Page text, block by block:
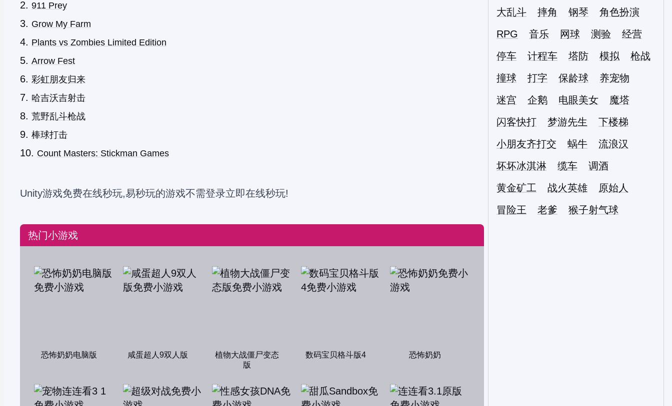
911 Prey
Grow My Farm
Plants vs Zombies Limited Edition
Arrow Fest
彩虹朋友归来
哈吉沃吉射击
荒野乱斗枪战
棒球打击
Count Masters: Stickman Games
Unity游戏免费在线秒玩,易秒玩的游戏不需登录立即在线秒玩!
热门小游戏
恐怖奶奶电脑版 咸蛋超人9双人版
植物大战僵尸变态
版
数码宝贝格斗版4 恐怖奶奶
大乱斗
摔角 钢琴
角色扮演
RPG
音乐 网球 测验
经营
停车
计程车 塔防 模拟
枪战
撞球
打字 保龄球
养宠物
迷宫
企鹅 电眼美女
魔塔
闪客快打
梦游先生
下楼梯
小朋友齐打交
蜗牛
流浪汉
坏坏冰淇淋
缆车
调酒
黄金矿工
战火英雄
原始人
冒险王
老爹 猴子射气球